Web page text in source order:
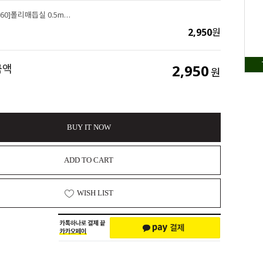
싼비즈 [Y-19-60]폴리매듭실 0.5mm 형광옐로믹스 ,5yd(450cm)
2,950원
2,950원
BUY IT NOW
ADD TO CART
WISH LIST